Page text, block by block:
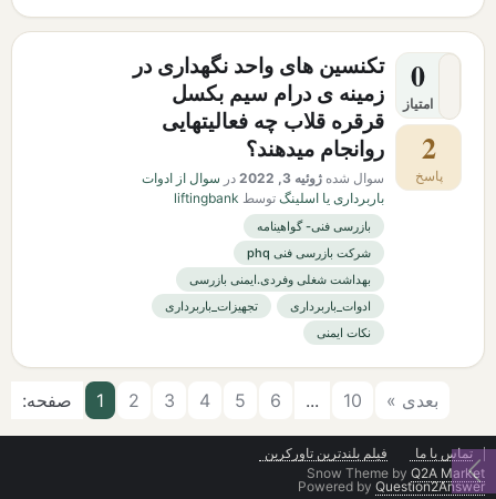
0
امتیاز
2
پاسخ
تکنسین های واحد نگهداری در
زمینه ی درام سیم بکسل
قرقره قلاب چه فعالیتهایی
روانجام میدهند؟
سوال شده ژوئیه 3, 2022 در سوال از ادوات
باربرداری یا اسلینگ توسط liftingbank
بازرسی فنی- گواهینامه
شرکت بازرسی فنی phq
بهداشت شغلی وفردی.ایمنی بازرسی
ادوات_باربرداری
تجهیزات_باربرداری
نکات ایمنی
صفحه: 1 2 3 4 5 6 ... 10 بعدی »
تماس با ما
فیلم بلندترین تاورکرین
Snow Theme by Q2A Market
Powered by Question2Answer